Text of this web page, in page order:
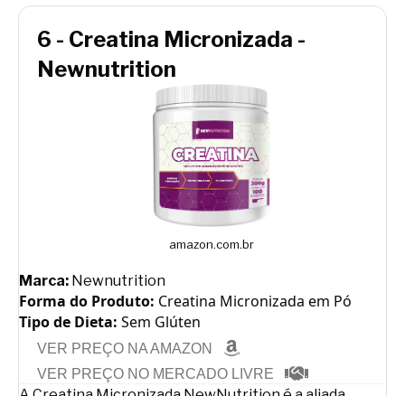
6 - Creatina Micronizada -
Newnutrition
amazon.com.br
Marca: Newnutrition
Forma do Produto: Creatina Micronizada em Pó
Tipo de Dieta: Sem Glúten
VER PREÇO NA AMAZON
VER PREÇO NO MERCADO LIVRE